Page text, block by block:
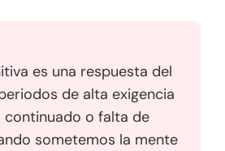
es una respuesta del
de alta exigencia
continuado o falta de
sometemos la mente